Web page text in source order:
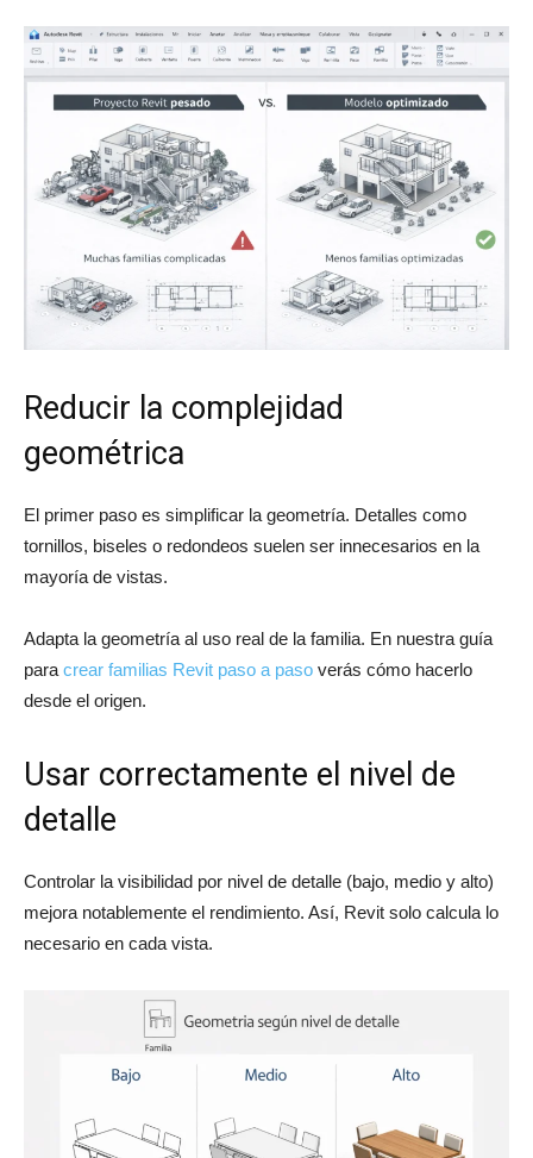
Reducir la complejidad
geométrica
El primer paso es simplificar la geometría. Detalles como
tornillos, biseles o redondeos suelen ser innecesarios en la
mayoría de vistas.
Adapta la geometría al uso real de la familia. En nuestra guía
para crear familias Revit paso a paso verás cómo hacerlo
desde el origen.
Usar correctamente el nivel de
detalle
Controlar la visibilidad por nivel de detalle (bajo, medio y alto)
mejora notablemente el rendimiento. Así, Revit solo calcula lo
necesario en cada vista.